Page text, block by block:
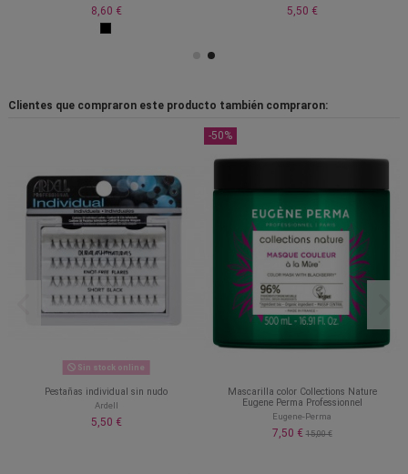
8,60 € 5,50 €
Clientes que compraron este producto también compraron:
Sin stock online
Pestañas individual sin nudo
Ardell
5,50 €
-50%
Mascarilla color Collections Nature
Eugene Perma Professionnel
Eugene-Perma
7,50 €15,00 €